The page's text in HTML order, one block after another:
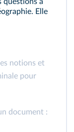
Elle
notions et
pour
document :